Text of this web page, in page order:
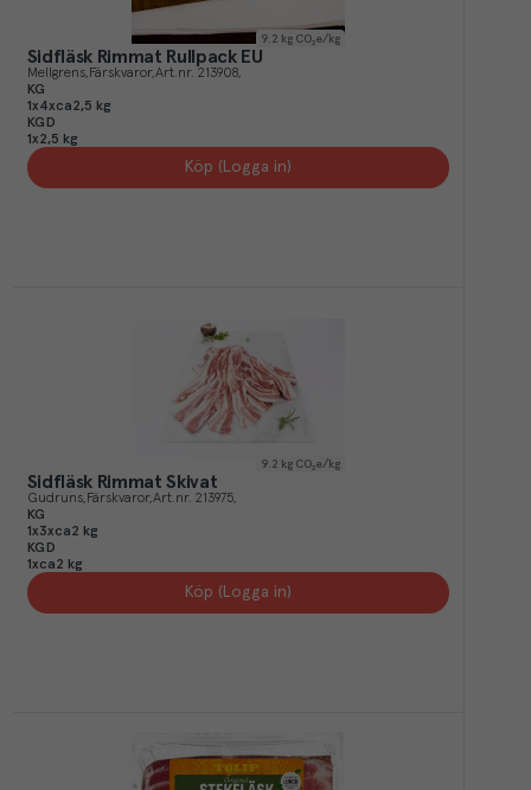
9.2 kg CO₂e/kg
Sidfläsk Rimmat Rullpack EU
Mellgrens Färskvaror Art.nr. 213908
KG
1x4xca2,5 kg
KGD
1x2,5 kg
Köp (Logga in)
9.2 kg CO₂e/kg
Sidfläsk Rimmat Skivat
Gudruns Färskvaror Art.nr. 213975
KG
1x3xca2 kg
KGD
1xca2 kg
Köp (Logga in)